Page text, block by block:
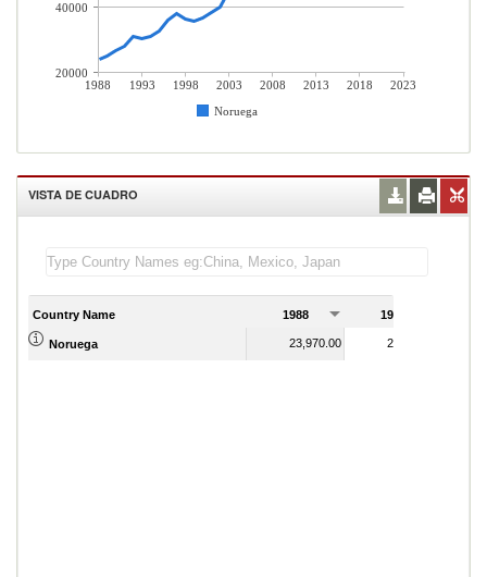
1988 1993 1998 2003 2008 2013 2018
2023
Noruega
40000
20000
VISTA DE CUADRO
Country Name 1988 1989
Noruega 23,970.00 25,080.00